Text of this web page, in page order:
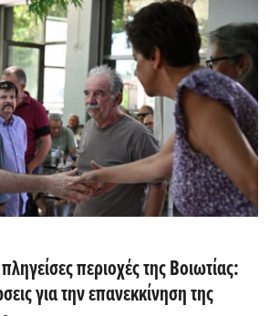
περιοχές της Βοιωτίας:
για την επανεκκίνηση της